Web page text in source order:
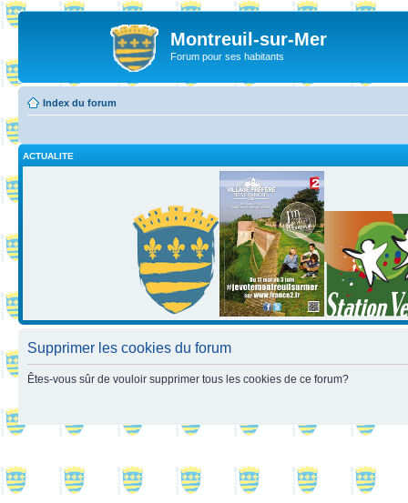
Montreuil-sur-Mer
Forum pour ses habitants
Index du forum
ACTUALITE
Supprimer les cookies du forum
Êtes-vous sûr de vouloir supprimer tous les cookies de ce forum?